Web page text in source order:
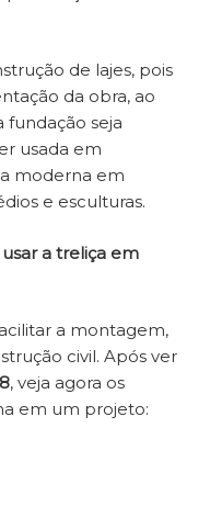
de lajes, pois
da obra, ao
fundação seja
usada em
moderna em
e esculturas.
a treliça em
a montagem,
civil. Após ver
, veja agora os
em um projeto: